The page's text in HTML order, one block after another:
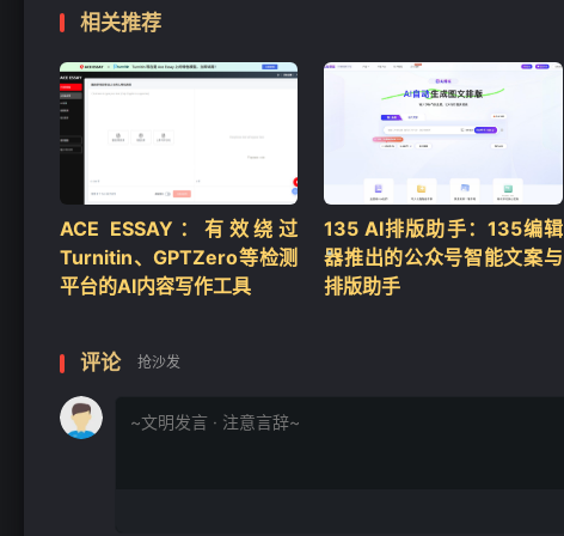
相关推荐
ACE ESSAY：有效绕过
Turnitin、GPTZero等检测
平台的AI内容写作工具
135 AI排版助手：135编辑
器推出的公众号智能文案与
排版助手
评论 抢沙发